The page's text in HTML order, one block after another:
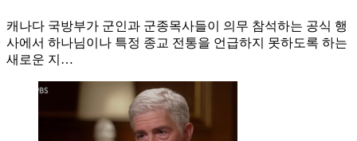
캐나다 국방부가 군인과 군종목사들이 의무 참석하는 공식 행
사에서 하나님이나 특정 종교 전통을 언급하지 못하도록 하는
새로운 지…